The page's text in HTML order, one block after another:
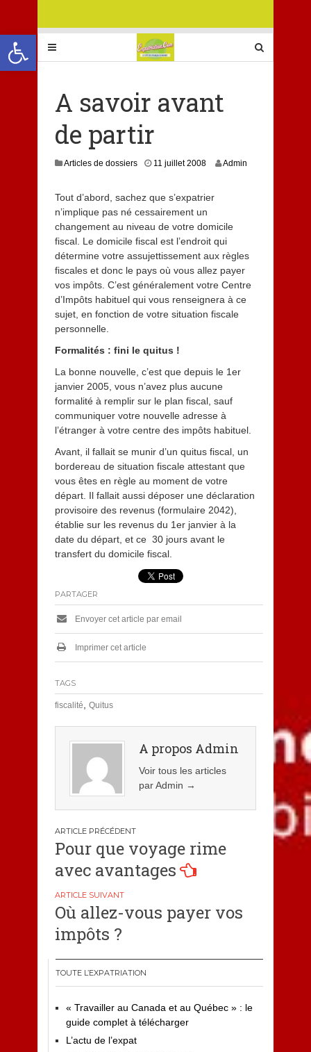
Ouvrir la barre d’outils
A savoir avant
de partir
Articles de dossiers 11 juillet 20088
i
l
l
e
0
1
3
Admin
Tout d’abord, sachez que s’expatrier
n’implique pas né cessairement un
changement au niveau de votre domicile
fiscal. Le domicile fiscal est l’endroit qui
détermine votre assujettissement aux règles
fiscales et donc le pays où vous allez payer
vos impôts. C’est généralement votre Centre
d’Impôts habituel qui vous renseignera à ce
sujet, en fonction de votre situation fiscale
personnelle.
Formalités : fini le quitus !
La bonne nouvelle, c’est que depuis le 1er
janvier 2005, vous n’avez plus aucune
formalité à remplir sur le plan fiscal, sauf
communiquer votre nouvelle adresse à
l’étranger à votre centre des impôts habituel.
Avant, il fallait se munir d’un quitus fiscal, un
bordereau de situation fiscale attestant que
vous êtes en règle au moment de votre
départ. Il fallait aussi déposer une déclaration
provisoire des revenus (formulaire 2042),
établie sur les revenus du 1er janvier à la
date du départ, et ce 30 jours avant le
transfert du domicile fiscal.
PARTAGER
Envoyer cet article par email
Imprimer cet article
TAGS
fiscalité Quitus
A propos Admin
Voir tous les articles
par Admin →
Navigation
de
l’article
Pour que voyage rime
avec avantages
Où allez-vous payer vos
impôts ?
TOUTE L’EXPATRIATION
« Travailler au Canada et au Québec » : le
guide complet à télécharger
L’actu de l’expat